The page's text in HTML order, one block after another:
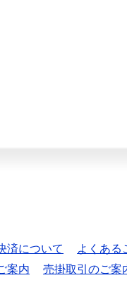
済について
よくある
案内 売掛取引のご案